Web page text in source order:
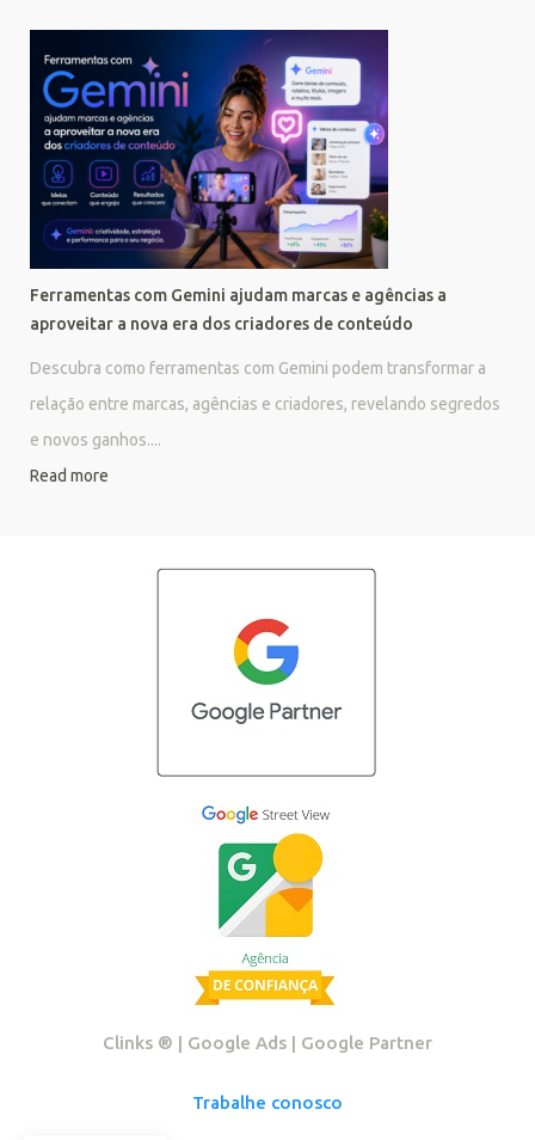
Ferramentas com Gemini ajudam marcas e agências a
aproveitar a nova era dos criadores de conteúdo
Descubra como ferramentas com Gemini podem transformar a
relação entre marcas, agências e criadores, revelando segredos
e novos ganhos....
Read more
Clinks ®️ | Google Ads | Google Partner
Trabalhe conosco